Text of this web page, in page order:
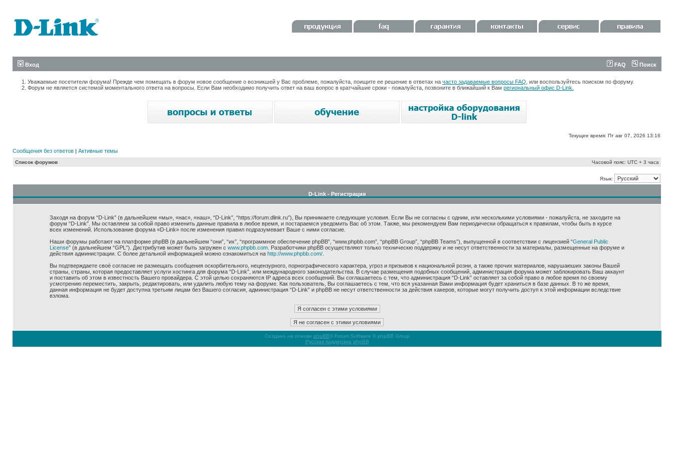
Вход FAQ Поиск
Уважаемые посетители форума! Прежде чем помещать в форум новое сообщение о возникшей у Вас проблеме, пожалуйста, поищите ее решение в ответах на часто задаваемые вопросы FAQ , или воспользуйтесь поиском по форуму.
Форум не является системой моментального ответа на вопросы. Если Вам необходимо получить ответ на ваш вопрос в кратчайшие сроки - пожалуйста, позвоните в ближайший к Вам региональный офис D-Link.
Текущее время: Пт авг 07, 2026 13:16
Сообщения без ответов | Активные темы
Список форумов Часовой пояс: UTC + 3 часа
Язык:
D-Link - Регистрация
Заходя на форум “D-Link” (в дальнейшем «мы», «нас», «наш», “D-Link”, “https://forum.dlink.ru”), Вы принимаете следующие условия. Если Вы не согласны с одним, или несколькими условиями - пожалуйста, не заходите на
форум “D-Link”. Мы оставляем за собой право изменить данные правила в любое время, и постараемся уведомить Вас об этом. Также, мы рекомендуем Вам периодически обращаться к правилам, чтобы быть в курсе
всех изменений. Использование форума «D-Link» после изменения правил подразумевает Ваше с ними согласие.
Наши форумы работают на платформе phpBB (в дальнейшем “они”, “их”, “программное обеспечение phpBB”, “www.phpbb.com”, “phpBB Group”, “phpBB Teams”), выпущенной в соответствии с лицензией “General Public
License” (в дальнейшем “GPL”). Дистрибутив может быть загружен с www.phpbb.com. Разработчики phpBB осуществляют только техническю поддержку и не несут ответственности за материалы, размещенные на форуме и
действия администрации. С более детальной информацией можно ознакомиться на http://www.phpbb.com/.
Вы подтверждаете своё согласие не размещать сообщения оскорбительного, нецензурного, порнографического характера, угроз и призывов к национальной розни, а также прочих материалов, нарушаюших законы Вашей
страны, страны, которая предоставляет услуги хостинга для форума “D-Link”, или международного законодательства. В случае размещения подобных сообщений, администрация форума может заблокировать Ваш аккаунт
и поставить об этом в известность Вашего провайдера. С этой целью сохраняются IP адреса всех сообщений. Вы соглашаетесь с тем, что администрация “D-Link” оставляет за собой право в любое время по своему
усмотрению переместить, закрыть, редактировать, или удалить любую тему на форуме. Как пользователь, Вы соглашаетесь с тем, что вся указанная Вами информация будет храниться в базе данных. В то же время,
данная информация не будет доступна третьим лицам без Вашего согласия, администрация “D-Link” и phpBB не несут ответственности за действия хакеров, которые могут получить доступ к этой информации вследствие
взлома.
Создано на основе phpBB® Forum Software © phpBB Group
Русская поддержка phpBB